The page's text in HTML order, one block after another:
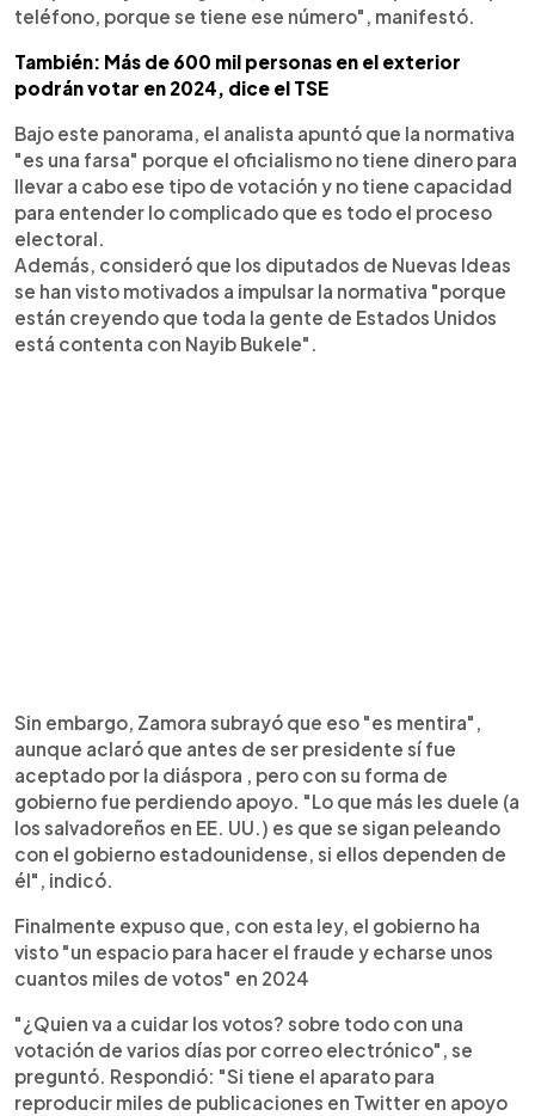
teléfono, porque se tiene ese número", manifestó.
También: Más de 600 mil personas en el exterior
podrán votar en 2024, dice el TSE
Bajo este panorama, el analista apuntó que la normativa
"es una farsa" porque el oficialismo no tiene dinero para
llevar a cabo ese tipo de votación y no tiene capacidad
para entender lo complicado que es todo el proceso
electoral.
Además, consideró que los diputados de Nuevas Ideas
se han visto motivados a impulsar la normativa "porque
están creyendo que toda la gente de Estados Unidos
está contenta con Nayib Bukele".
Sin embargo, Zamora subrayó que eso "es mentira",
aunque aclaró que antes de ser presidente sí fue
aceptado por la diáspora , pero con su forma de
gobierno fue perdiendo apoyo. "Lo que más les duele (a
los salvadoreños en EE. UU.) es que se sigan peleando
con el gobierno estadounidense, si ellos dependen de
él", indicó.
Finalmente expuso que, con esta ley, el gobierno ha
visto "un espacio para hacer el fraude y echarse unos
cuantos miles de votos" en 2024
"¿Quien va a cuidar los votos? sobre todo con una
votación de varios días por correo electrónico", se
preguntó. Respondió: "Si tiene el aparato para
reproducir miles de publicaciones en Twitter en apoyo